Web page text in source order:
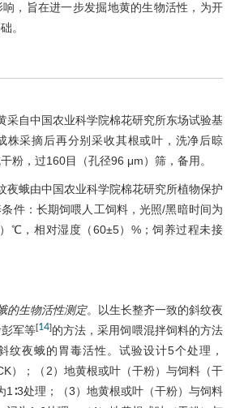
，旨在进一步发掘地黄的生物活性，为开
。
采自中国农业科学院棉花研究所东场试验基
株采摘后再分别采收其根或叶，洗净后晾
粉，过160目（孔径96 μm）筛，备用。
夜蛾由中国农业科学院棉花研究所植物保护
件：长期饲喂人工饲料，光照/黑暗时间为
℃，相对湿度（60±5）%；饲养过程未接
的生物活性测定。以生长整齐一致的斜纹夜
军等[14]的方法，采用饲喂混拌饲料的方法
纹夜蛾的胃毒活性。试验设计5个处理，
）；（2）地黄根或叶（干粉）与饲料（干
1∶3处理；（3）地黄根或叶（干粉）与饲料